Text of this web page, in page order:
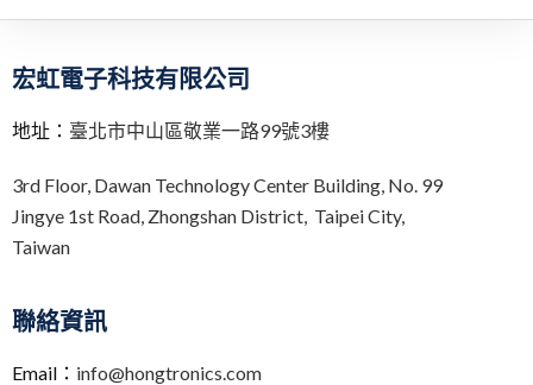
宏虹電子科技有限公司
地址： 臺北市中山區敬業一路99號3樓
3rd Floor, Dawan Technology Center Building, No. 99
Jingye 1st Road, Zhongshan District, Taipei City,
Taiwan
聯絡資訊
Email： info@hongtronics.com